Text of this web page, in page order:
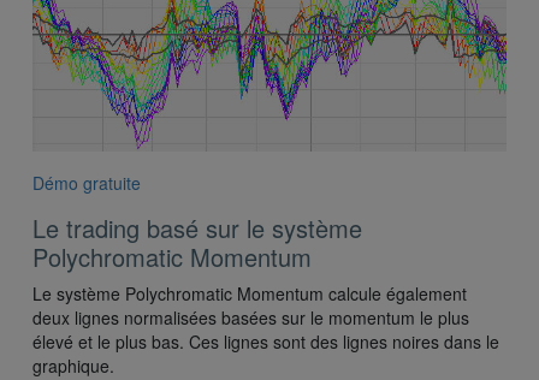
Démo gratuite
Le trading basé sur le système
Polychromatic Momentum
Le système Polychromatic Momentum calcule également
deux lignes normalisées basées sur le momentum le plus
élevé et le plus bas. Ces lignes sont des lignes noires dans le
graphique.